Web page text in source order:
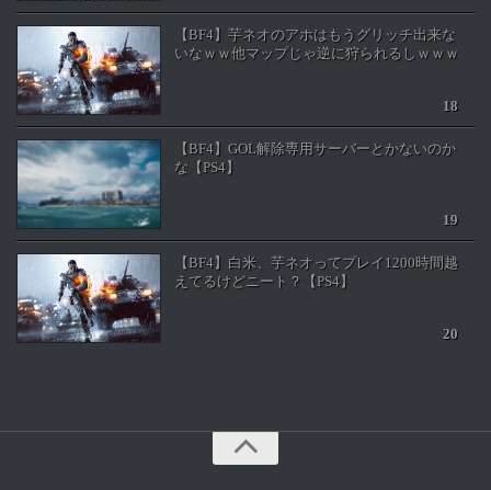
【BF4】芋ネオのアホはもうグリッチ出来な
いなｗｗ他マップじゃ逆に狩られるしｗｗｗ
【BF4】GOL解除専用サーバーとかないのか
な【PS4】
【BF4】白米、芋ネオってプレイ1200時間越
えてるけどニート？【PS4】